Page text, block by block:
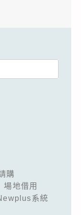
購
場地借用
系統